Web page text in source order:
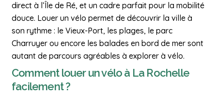
direct à l’Île de Ré, et un cadre parfait pour la mobilité
douce. Louer un vélo permet de découvrir la ville à
son rythme : le Vieux-Port, les plages, le parc
Charruyer ou encore les balades en bord de mer sont
autant de parcours agréables à explorer à vélo.
Comment louer un vélo à La Rochelle
facilement ?